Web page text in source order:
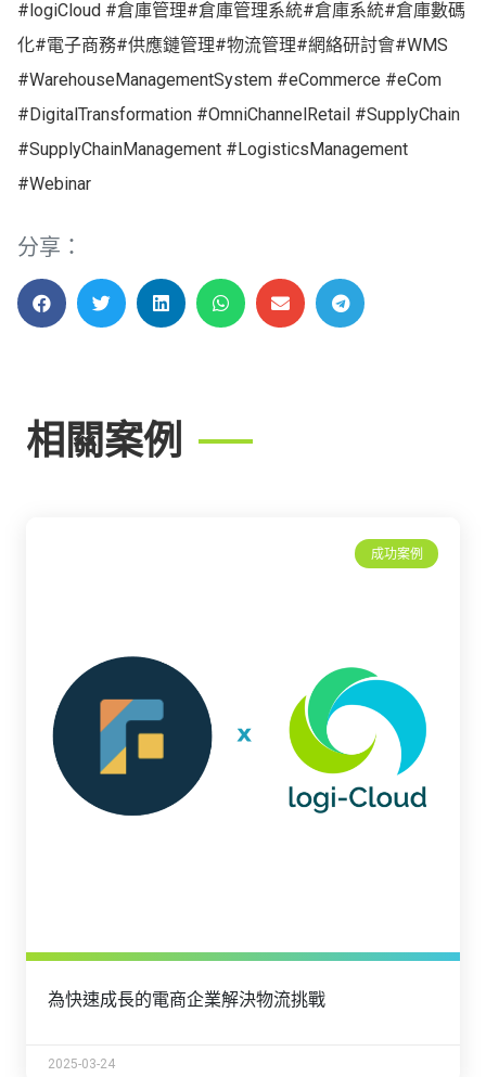
#logiCloud #倉庫管理#倉庫管理系統#倉庫系統#倉庫數碼
化#電子商務#供應鏈管理#物流管理#網絡研討會#WMS
#WarehouseManagementSystem #eCommerce #eCom
#DigitalTransformation #OmniChannelRetail #SupplyChain
#SupplyChainManagement #LogisticsManagement
#Webinar
分享：
相關案例
成功案例
為快速成長的電商企業解決物流挑戰
2025-03-24